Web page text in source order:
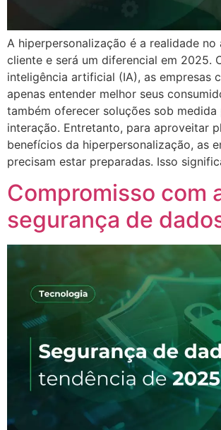
A hiperpersonalização é a realidade no
cliente e será um diferencial em 2025.
inteligência artificial (IA), as empresas
apenas entender melhor seus
também oferecer soluções sob medida
interação. Entretanto, para aproveitar
benefícios da hiperpersonalização, as
precisam estar preparadas. Isso
Compromisso com
segurança de